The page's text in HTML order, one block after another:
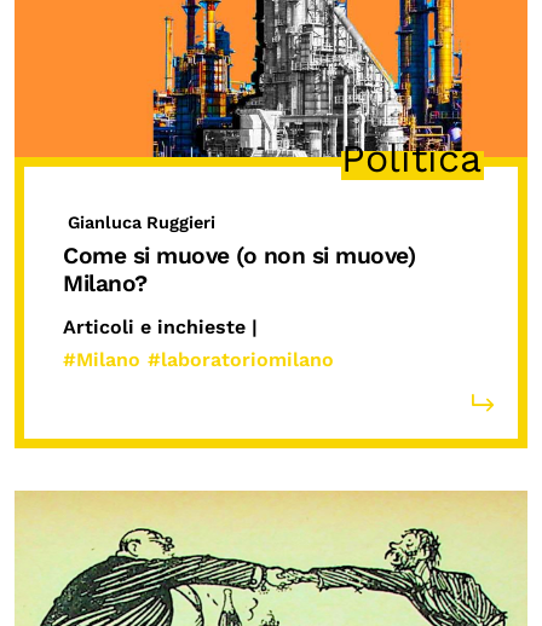
Politica
Gianluca Ruggieri
Come si muove (o non si muove)
Milano?
Articoli e inchieste |
#Milano #laboratoriomilano